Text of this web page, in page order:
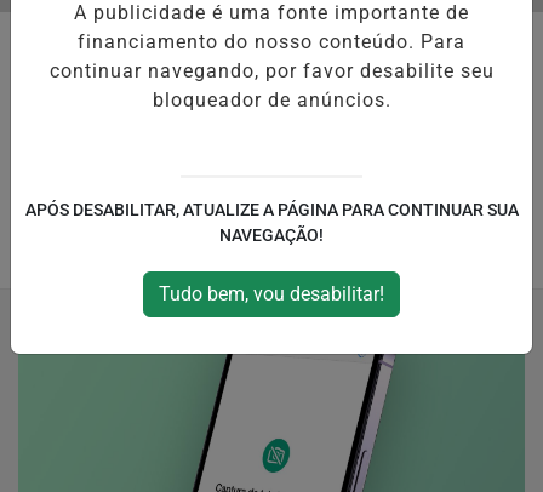
EM ALTA
TECNOLOGIA & INOVAÇÃO
WhatsApp Bloqueia Capturas de
Tela de Fotos de Perfil no iOS
14/06/2024 14:27 14/06/2024 14:28
A publicidade é uma fonte importante de
financiamento do nosso conteúdo. Para
continuar navegando, por favor desabilite seu
bloqueador de anúncios.
APÓS DESABILITAR, ATUALIZE A PÁGINA PARA CONTINUAR SUA
NAVEGAÇÃO!
Tudo bem, vou desabilitar!